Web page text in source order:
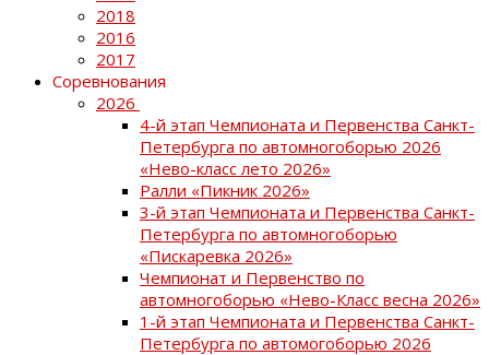
2018
2016
2017
Соревнования
2026
4-й этап Чемпионата и Первенства Санкт-
Петербурга по автомногоборью 2026
«Нево-класс лето 2026»
Ралли «Пикник 2026»
3-й этап Чемпионата и Первенства Санкт-
Петербурга по автомногоборью
«Пискаревка 2026»
Чемпионат и Первенство по
автомногоборью «Нево-Класс весна 2026»
1-й этап Чемпионата и Первенства Санкт-
Петербурга по автомогоборью 2026